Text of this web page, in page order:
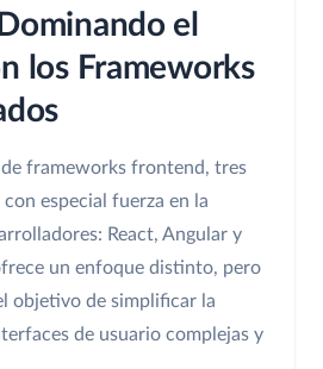
el
los Frameworks
frameworks frontend, tres
especial fuerza en la
React, Angular y
un enfoque distinto, pero
objetivo de simplificar la
de usuario complejas y